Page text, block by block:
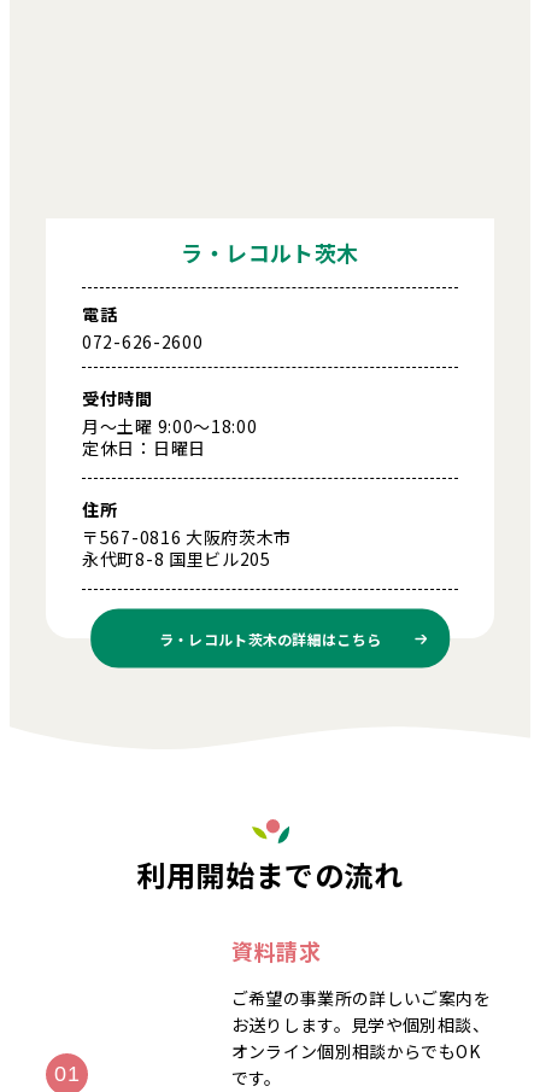
ラ・レコルト茨木
電話
072-626-2600
受付時間
月～土曜 9:00～18:00
定休日：日曜日
住所
〒567-0816 大阪府茨木市
永代町8-8 国里ビル205
ラ・レコルト茨木の詳細はこちら
利用開始までの流れ
資料請求
ご希望の事業所の詳しいご案内を
お送りします。見学や個別相談、
オンライン個別相談からでもOK
です。